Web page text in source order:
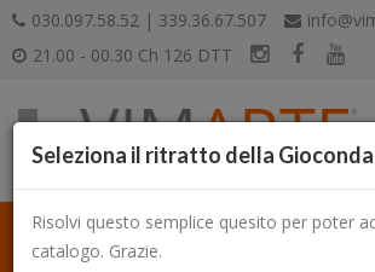
030.097.58.52 | 339.36.67.507
21.00 - 00.30 Ch 126 DTT
Seleziona il ritratto della Gioconda
Risolvi questo semplice quesito per poter
catalogo. Grazie.